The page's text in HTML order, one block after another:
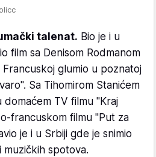
talenat. Bio je i u
film sa Denisom Rodmanom
glumio u poznatoj
Sa Tihomirom Stanićem
TV filmu "Kraj
francuskom filmu "Put za
je i u Srbiji gde je snimio
spotova.